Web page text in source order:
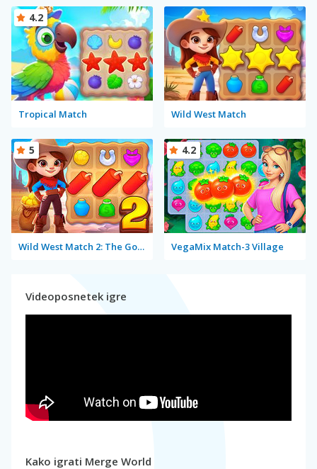
Tropical Match
4.2
Wild West Match
Wild West Match 2: The Gold Rush
5
VegaMix Match-3 Village
4.2
Videoposnetek igre
Kako igrati Merge World